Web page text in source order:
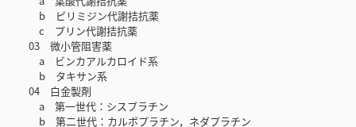
b ピリミジン代謝拮抗薬
c プリン代謝拮抗薬
03 微小管阻害薬
a ビンカアルカロイド系
b タキサン系
04 白金製剤
a 第一世代：シスプラチン
b 第二世代：カルボプラチン，ネダプラチン